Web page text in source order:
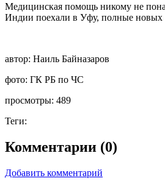
Медицинская помощь никому не
Индии поехали в Уфу, полные новых
автор: Наиль Байназаров
фото: ГК РБ по ЧС
просмотры: 489
Теги:
Комментарии (0)
Добавить комментарий